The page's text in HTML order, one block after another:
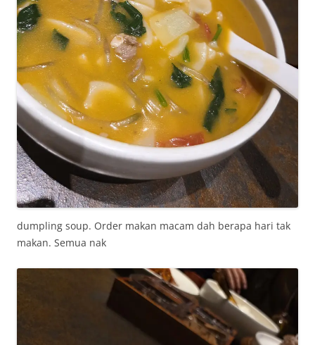
dumpling soup. Order makan macam dah berapa hari tak
makan. Semua nak